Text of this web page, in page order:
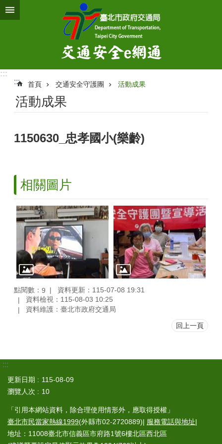
跳到主要內容區塊
:::
:::
首頁 交通安全守護團 活動成果
活動成果
1150630_忠孝國小(樂齡)
相關圖片
點閱數： 9
資料更新：115-07-08 19:31
資料檢視：115-08-03 10:25
資料維護：臺北市政府交通局
回上一頁
:::
更新日期
115-08-09
瀏覽人次
10
「引用本網站資料，除合理使用情形外，應取得授權」
臺北市民當家熱線1999(外縣市02-2720889)| 服務電話與地址|
地址：11008臺北市信義區市府路1號6樓北區西北區